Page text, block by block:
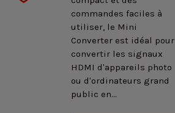
commandes faciles à
utiliser, le Mini
Converter est idéal pour
convertir les signaux
HDMI d'appareils photo
ou d'ordinateurs grand
public en...